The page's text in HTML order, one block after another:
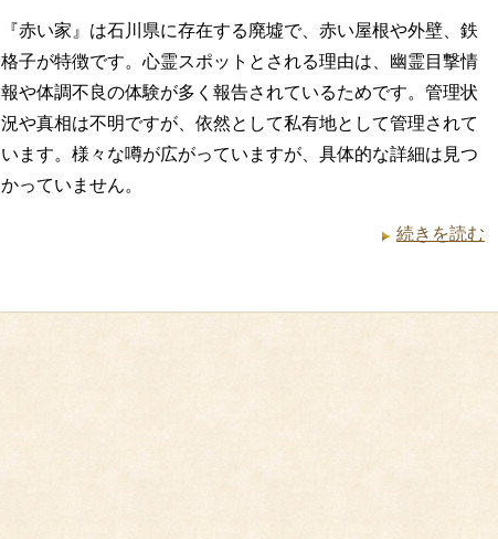
『赤い家』は石川県に存在する廃墟で、赤い屋根や外壁、鉄
格子が特徴です。心霊スポットとされる理由は、幽霊目撃情
報や体調不良の体験が多く報告されているためです。管理状
況や真相は不明ですが、依然として私有地として管理されて
います。様々な噂が広がっていますが、具体的な詳細は見つ
かっていません。
続きを読む